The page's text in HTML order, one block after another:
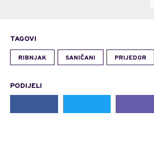
TAGOVI
RIBNJAK SANIČANI PRIJEDOR
PODIJELI